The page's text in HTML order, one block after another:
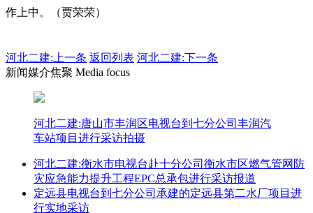
作上中。（贾荣荣）
河北二建: 上一条 返回列表 河北二建:下一条
新闻媒介焦聚 Media focus
河北二建:唐山市丰润区电视台到七分公司丰润汽
车站项目进行采访拍摄
河北二建:衡水市电视台赴十分公司衡水市区燃气管网防
灾应急能力提升工程EPC总承包进行采访报道
定远县电视台到七分公司承建的定远县第二水厂项目进
行实地采访